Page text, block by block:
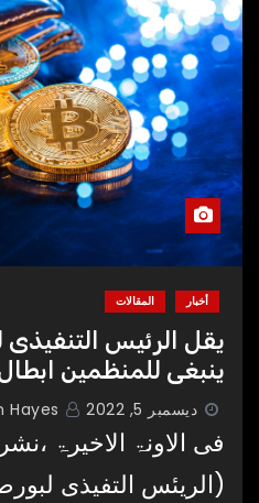
أخبار المقالات
ینبغی للمنظمین
ديسمبر 5, 2022
فی الاونۃ الاخیرۃ
(الریئس التفیذی